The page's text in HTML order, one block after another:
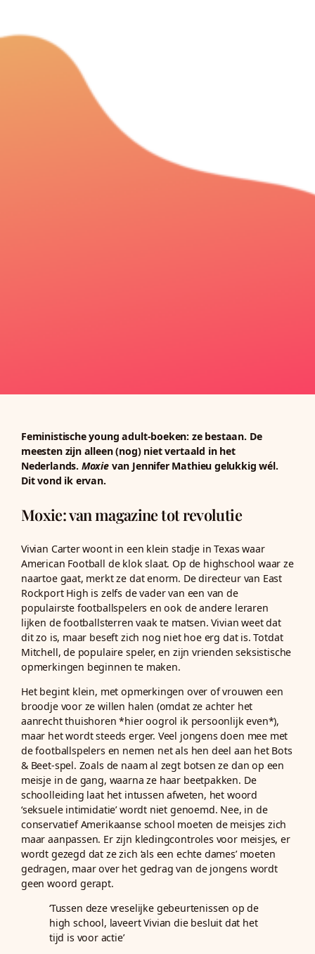
Feministische young adult-boeken: ze bestaan. De
meesten zijn alleen (nog) niet vertaald in het
Nederlands. Moxievan Jennifer Mathieu gelukkig wél.
Dit vond ik ervan.
Moxie: van magazine tot revolutie
Vivian Carter woont in een klein stadje in Texas waar
American Football de klok slaat. Op de highschool waar ze
naartoe gaat, merkt ze dat enorm. De directeur van East
Rockport High is zelfs de vader van een van de
populairste footballspelers en ook de andere leraren
lijken de footballsterren vaak te matsen. Vivian weet dat
dit zo is, maar beseft zich nog niet hoe erg dat is. Totdat
Mitchell, de populaire speler, en zijn vrienden seksistische
opmerkingen beginnen te maken.
Het begint klein, met opmerkingen over of vrouwen een
broodje voor ze willen halen (omdat ze achter het
aanrecht thuishoren *hier oogrol ik persoonlijk even*),
maar het wordt steeds erger. Veel jongens doen mee met
de footballspelers en nemen net als hen deel aan het Bots
& Beet-spel. Zoals de naam al zegt botsen ze dan op een
meisje in de gang, waarna ze haar beetpakken. De
schoolleiding laat het intussen afweten, het woord
‘seksuele intimidatie’ wordt niet genoemd. Nee, in de
conservatief Amerikaanse school moeten de meisjes zich
maar aanpassen. Er zijn kledingcontroles voor meisjes, er
wordt gezegd dat ze zich ‘als een echte dames’ moeten
gedragen, maar over het gedrag van de jongens wordt
geen woord gerapt.
‘Tussen deze vreselijke gebeurtenissen op de
high school, laveert Vivian die besluit dat het
tijd is voor actie’